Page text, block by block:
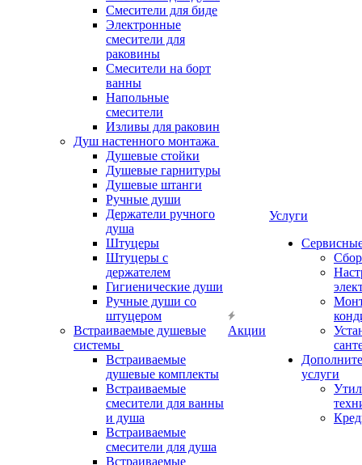
Смесители для биде
Электронные
смесители для
раковины
Смесители на борт
ванны
Напольные
смесители
Изливы для раковин
Душ настенного монтажа
Душевые стойки
Душевые гарнитуры
Душевые штанги
Ручные души
Держатели ручного
душа
Штуцеры
Штуцеры с
держателем
Гигиенические души
Ручные души со
штуцером
Встраиваемые душевые
системы
Встраиваемые
душевые комплекты
Встраиваемые
смесители для ванны
и душа
Встраиваемые
смесители для душа
Встраиваемые
Акции
Услуги
услуги